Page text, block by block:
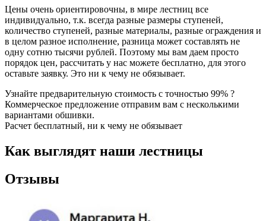
Цены очень ориентировочны, в мире лестниц все
индивидуально, т.к. всегда разные размеры ступеней,
количество ступеней, разные материалы, разные ограждения и
в целом разное исполнение, разница может составлять не
одну сотню тысячи рублей. Поэтому мы вам даем просто
порядок цен, рассчитать у нас можете бесплатно, для этого
оставьте заявку. Это ни к чему не обязывает.
Узнайте предварительную стоимость с точностью 99% ?
Коммерческое предложение отправим вам с несколькими
вариантами обшивки.
Расчет бесплатный, ни к чему не обязывает
Как выглядят наши лестницы
Отзывы